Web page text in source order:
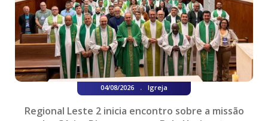
04/08/2026 . Igreja
Regional Leste 2 inicia encontro sobre a missão